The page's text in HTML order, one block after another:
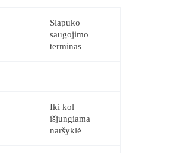
Slapuko
saugojimo
terminas
Iki kol
išjungiama
naršyklė